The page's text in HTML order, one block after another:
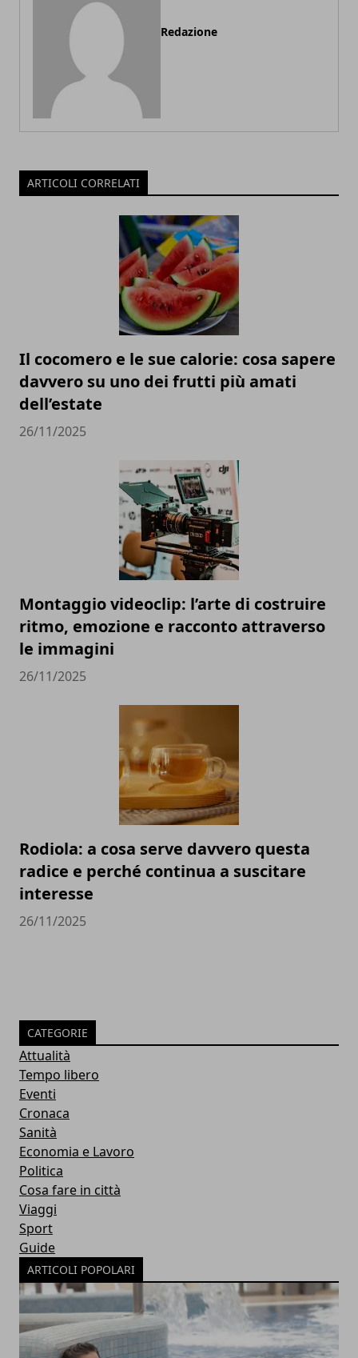
Redazione
ARTICOLI CORRELATI
Il cocomero e le sue calorie: cosa sapere
davvero su uno dei frutti più amati
dell’estate
26/11/2025
Montaggio videoclip: l’arte di costruire
ritmo, emozione e racconto attraverso
le immagini
26/11/2025
Rodiola: a cosa serve davvero questa
radice e perché continua a suscitare
interesse
26/11/2025
CATEGORIE
Attualità
Tempo libero
Eventi
Cronaca
Sanità
Economia e Lavoro
Politica
Cosa fare in città
Viaggi
Sport
Guide
ARTICOLI POPOLARI